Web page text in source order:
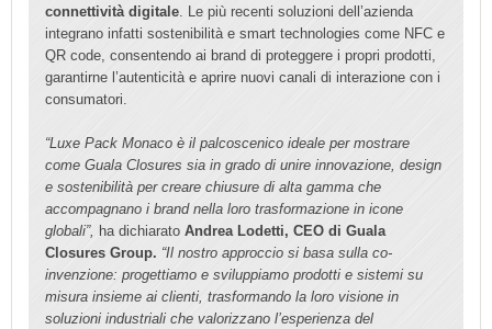
connettività digitale . Le più recenti soluzioni dell’azienda
integrano infatti sostenibilità e smart technologies come NFC e
QR code, consentendo ai brand di proteggere i propri prodotti,
garantirne l’autenticità e aprire nuovi canali di interazione con i
consumatori.
“Luxe Pack Monaco è il palcoscenico ideale per mostrare
come Guala Closures sia in grado di unire innovazione, design
e sostenibilità per creare chiusure di alta gamma che
accompagnano i brand nella loro trasformazione in icone
globali”, ha dichiarato Andrea Lodetti, CEO di Guala
Closures Group. “Il nostro approccio si basa sulla co-
invenzione: progettiamo e sviluppiamo prodotti e sistemi su
misura insieme ai clienti, trasformando la loro visione in
soluzioni industriali che valorizzano l’esperienza del